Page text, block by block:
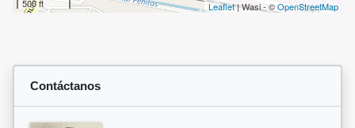
500 ft
Leaflet| Wasi - ©OpenStreetMap
Contáctanos